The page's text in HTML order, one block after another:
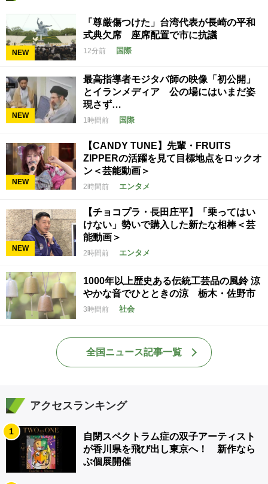
NEW
「尊厳傷つけた」台湾代表が長崎の平和
式典欠席 座席配置で市に抗議
12分前 国際
NEW
最高指導者モジタバ師の映像「初公開」
とイランメディア 公の場にはいまだ姿
現さず…
1時間前 国際
NEW
【CANDY TUNE】先輩・FRUITS
ZIPPERの活躍を見て目標地点をロックオ
ン＜芸能動画＞
2時間前 エンタメ
NEW
【チョコプラ・長田庄平】「乗ってはい
けない」勢いで購入した新たな相棒＜芸
能動画＞
2時間前 エンタメ
1000年以上歴史ある伝統工芸品の風鈴 涼
やかな音でひとときの涼 栃木・佐野市
3時間前 社会
全国ニュース記事一覧
アクセスランキング
1
自閉スペクトラム症の双子アーティスト
が香川県を飛び出し東京へ！ 新作なら
ぶ個展開催